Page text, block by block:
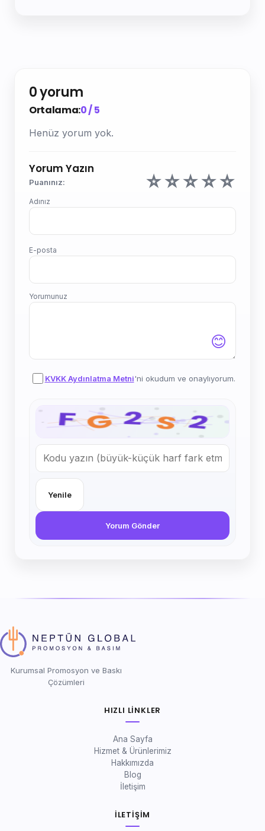
0 yorum
Ortalama:0 / 5
Henüz yorum yok.
Yorum Yazın
Puanınız: ☆☆☆☆☆
Adınız
E-posta
Yorumunuz
😊
KVKK Aydınlatma Metni'ni okudum ve onaylıyorum.
Yenile
Yorum Gönder
Kurumsal Promosyon ve Baskı
Çözümleri
HIZLI LINKLER
Ana Sayfa
Hizmet & Ürünlerimiz
Hakkımızda
Blog
İletişim
İLETIŞIM